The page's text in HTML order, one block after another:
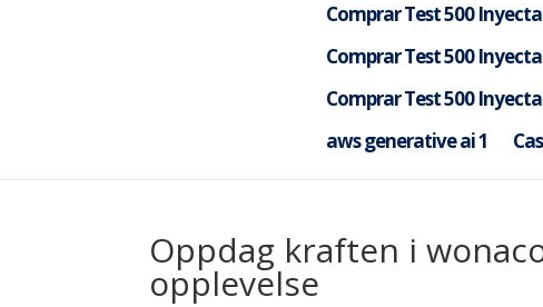
Comprar Test 500
Comprar Test 500
Comprar Test 500
aws generative ai 1
Oppdag kraften i
Oppdag kraften i
opplevelse